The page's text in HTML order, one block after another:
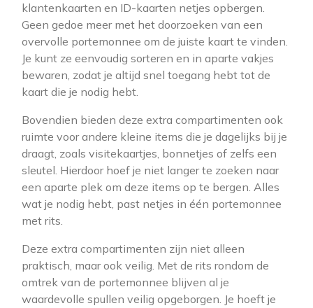
klantenkaarten en ID-kaarten netjes opbergen.
Geen gedoe meer met het doorzoeken van een
overvolle portemonnee om de juiste kaart te vinden.
Je kunt ze eenvoudig sorteren en in aparte vakjes
bewaren, zodat je altijd snel toegang hebt tot de
kaart die je nodig hebt.
Bovendien bieden deze extra compartimenten ook
ruimte voor andere kleine items die je dagelijks bij je
draagt, zoals visitekaartjes, bonnetjes of zelfs een
sleutel. Hierdoor hoef je niet langer te zoeken naar
een aparte plek om deze items op te bergen. Alles
wat je nodig hebt, past netjes in één portemonnee
met rits.
Deze extra compartimenten zijn niet alleen
praktisch, maar ook veilig. Met de rits rondom de
omtrek van de portemonnee blijven al je
waardevolle spullen veilig opgeborgen. Je hoeft je